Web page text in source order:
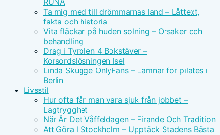
RUNA
Ta mig med till drömmarnas land – Låttext,
fakta och historia
Vita fläckar på huden solning – Orsaker och
behandling
Drag i Tyrolen 4 Bokstäver –
Korsordslösningen Isel
Linda Skugge OnlyFans – Lämnar för pilates i
Berlin
Livsstil
Hur ofta får man vara sjuk från jobbet –
Lagtrygghet
När Är Det Våffeldagen – Firande Och Tradition
Att Göra I Stockholm – Upptäck Stadens Bästa